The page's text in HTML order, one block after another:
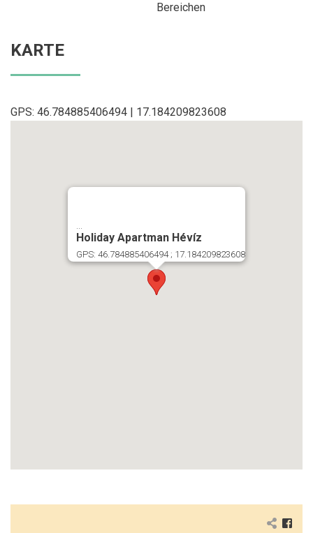
Bereichen
KARTE
GPS: 46.784885406494 | 17.184209823608
...
Holiday Apartman Hévíz
GPS: 46.784885406494 ; 17.184209823608